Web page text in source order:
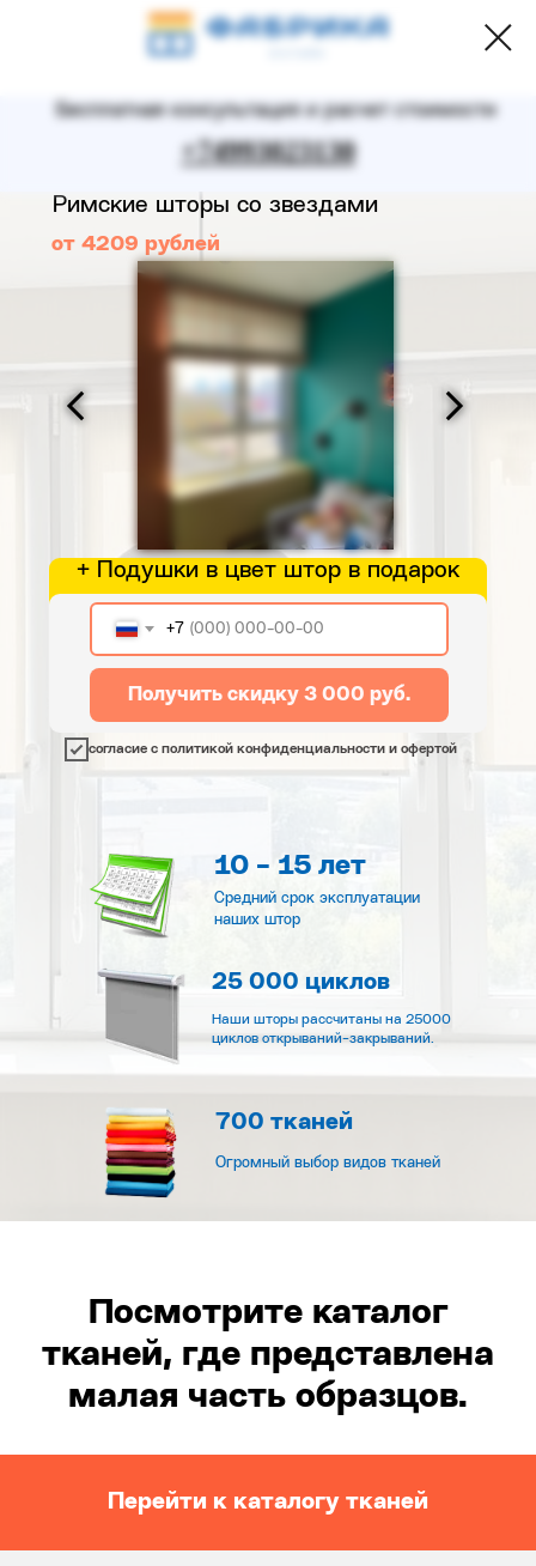
Бесплатная консультация и расчет стоимости
+74993023130
Римские шторы со звездами
от 4209 рублей
10 - 15 лет
Средний срок эксплуатации
наших штор
25 000 циклов
Наши шторы рассчитаны на 25000
циклов открываний-закрываний.
Огромный выбор видов тканей
700 тканей
+ Подушки в цвет штор в подарок
согласие с политикой конфиденциальности и офертой
+7
Получить скидку 3 000 руб.
Посмотрите каталог
тканей, где представлена
малая часть образцов.
Перейти к каталогу тканей